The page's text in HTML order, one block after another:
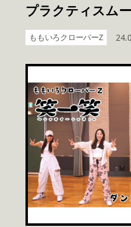
プラクティスム
ももいろクローバーZ